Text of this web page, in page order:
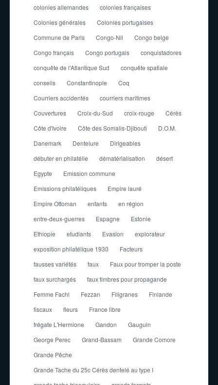
colonies allemandes
colonies françaises
Colonies générales
Colonies portugaises
Commune de Paris
Congo-Nil
Congo belge
Congo français
Congo portugais
conquistadores
conquête de l'Atlantique Sud
conquête spatiale
conseils
Constantinople
Coq
Courriers accidentés
courriers maritimes
Couvertures
Croix-du-Sud croix-rouge
Cérès
Côte d'Ivoire
Côte des Somalis-Djibouti
D.O.M.
Danemark
Dentelure
Dirigeables
débuter en philatélie
dématérialisation
désert
Egypte
Emission commune
Emissions philatéliques
Empire lauré
Empire Ottoman
enfants
en région
entre-deux-guerres
Espagne
Estonie
Ethiopie
etudiants Evasion
explorateur
exposition philatélique 1930
Facteurs
fausses variétés
faux
Faux pour tromper la poste
faux surchargés
faux timbres pour propagande
Femme Fachi
Fezzan Filigranes
Finlande
fiscaux
fleurs
France libre
frégate L'Hermione
Gandon
Gauguin
George Perec
Grand-Bassam
Grande Comore
Grande Pêche
Grande Tache du 25c Cérès dentelé au type I